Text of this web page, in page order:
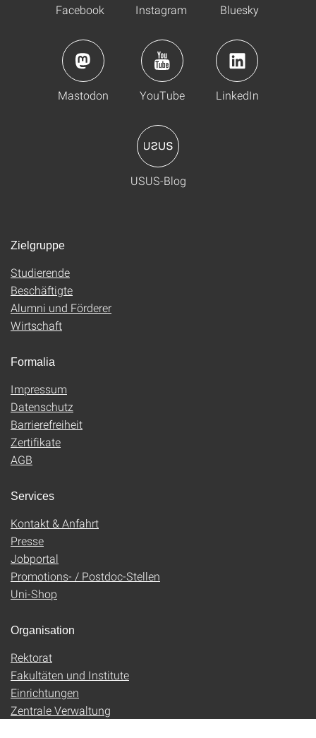
Facebook Instagram Bluesky
Mastodon YouTube LinkedIn
USUS-Blog
Zielgruppe
Studierende
Beschäftigte
Alumni und Förderer
Wirtschaft
Formalia
Impressum
Datenschutz
Barrierefreiheit
Zertifikate
AGB
Services
Kontakt & Anfahrt
Presse
Jobportal
Promotions- / Postdoc-Stellen
Uni-Shop
Organisation
Rektorat
Fakultäten und Institute
Einrichtungen
Zentrale Verwaltung